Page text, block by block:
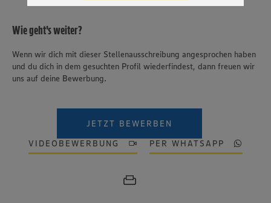
genannten Dienste Ihre Daten verarbeiten. Weitere
unseren Datenschutzhinweisen sowie in unserer Cookie
Wie geht's weiter?
Wenn wir dich mit dieser Stellenausschreibung angesprochen haben
und du dich in dem gesuchten Profil wiederfindest, dann freuen wir
uns auf deine Bewerbung.
JETZT BEWERBEN
VIDEOBEWERBUNG
PER WHATSAPP